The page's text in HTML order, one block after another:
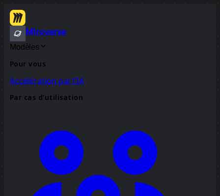
Miroverse
Modèles
Pour vous
Accélération par l’IA
Par cas d’utilisation